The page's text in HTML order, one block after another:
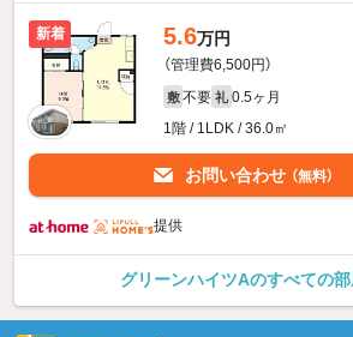
新着 5.6万円
（管理費6,500円）
敷 不要 礼 0.5ヶ月
1階 / 1LDK / 36.0㎡
お問い合わせ （無料）
提供
グリーンハイツAのすべての